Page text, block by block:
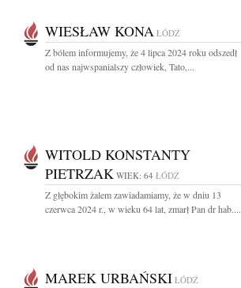
WIESŁAW KONA ŁÓDŹ
Z bólem informujemy, że 4 lipca 2024 roku odszedł
od nas najwspanialszy człowiek, Tato,...
WITOLD KONSTANTY
PIETRZAK WIEK: 64 ŁÓDŹ
Z głębokim żalem zawiadamiamy, że w dniu 13
czerwca 2024 r., w wieku 64 lat, zmarł Pan dr hab....
MAREK URBAŃSKI ŁÓDŹ